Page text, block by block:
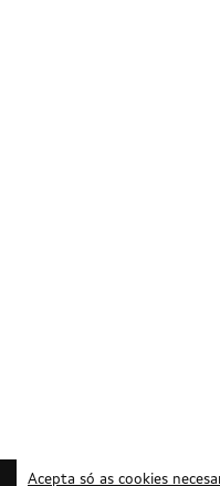
Acepta só as cookies